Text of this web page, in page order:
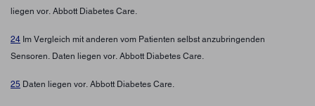
liegen vor. Abbott Diabetes Care.
24 Im Vergleich mit anderen vom Patienten selbst anzubringenden
Sensoren. Daten liegen vor. Abbott Diabetes Care.
25 Daten liegen vor. Abbott Diabetes Care.